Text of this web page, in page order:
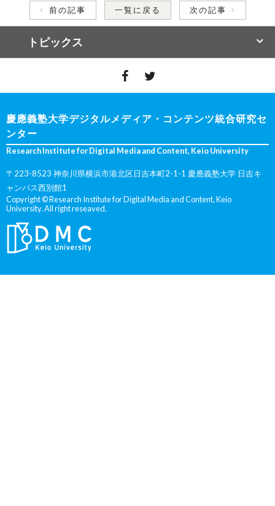
前の記事 一覧に戻る 次の記事
トピックス
慶應義塾大学デジタルメディア・コンテンツ統合研究セ
ンター
Research Institute for Digital Media and Content, Keio University
〒223-8523 神奈川県横浜市港北区日吉本町2-1-1 慶應義塾大学 日吉キ
ャンパス西別館1
Copyright © Research Institute for Digital Media and Content, Keio
University. All right reseaved.